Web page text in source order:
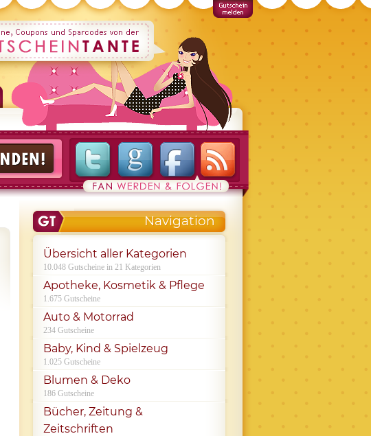
Navigation
Übersicht aller Kategorien
10.048 Gutscheine in 21 Kategorien
Apotheke, Kosmetik & Pflege
1.675 Gutscheine
Auto & Motorrad
234 Gutscheine
Baby, Kind & Spielzeug
1.025 Gutscheine
Blumen & Deko
186 Gutscheine
Bücher, Zeitung &
Zeitschriften